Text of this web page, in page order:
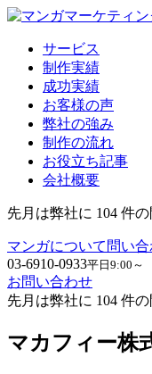
サービス
制作実績
成功実績
お客様の声
弊社の強み
制作の流れ
お役立ち記事
会社概要
先月は弊社に 104 件の
マンガについて問い合
03-6910-0933平日9:00～
お問い合わせ
先月は弊社に 104 件の
マカフィー株